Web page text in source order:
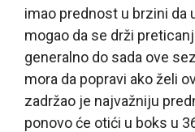
imao prednost u brzini da
mogao da se drži
generalno do sada ove
mora da popravi ako želi
zadržao je najvažniju
ponovo će otići u boks u